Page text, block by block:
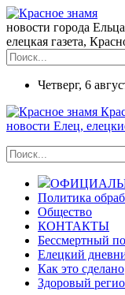
новости города
елецкая газета,
Четверг, 6
новости Елец,
Политика
Общество
КОНТАКТЫ
Бессмертный
Елецкий
Как это сделано
Здоровый